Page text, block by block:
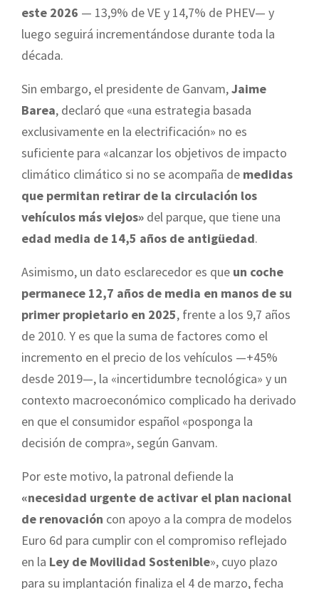
este 2026 — 13,9% de VE y 14,7% de PHEV— y
luego seguirá incrementándose durante toda la
década.
Sin embargo, el presidente de Ganvam,Jaime
Barea, declaró que «una estrategia basada
exclusivamente en la electrificación» no es
suficiente para «alcanzar los objetivos de impacto
climático climático si no se acompaña de medidas
que permitan retirar de la circulación los
vehículos más viejos» del parque, que tiene una
edad media de 14,5 años de antigüedad.
Asimismo, un dato esclarecedor es que un coche
permanece 12,7 años de media en manos de su
primer propietario en 2025, frente a los 9,7 años
de 2010. Y es que la suma de factores como el
incremento en el precio de los vehículos —+45%
desde 2019—, la «incertidumbre tecnológica» y un
contexto macroeconómico complicado ha derivado
en que el consumidor español «posponga la
decisión de compra», según Ganvam.
Por este motivo, la patronal defiende la
«necesidad urgente de activar el plan nacional
de renovación con apoyo a la compra de modelos
Euro 6d para cumplir con el compromiso reflejado
en la Ley de Movilidad Sostenible», cuyo plazo
para su implantación finaliza el 4 de marzo, fecha